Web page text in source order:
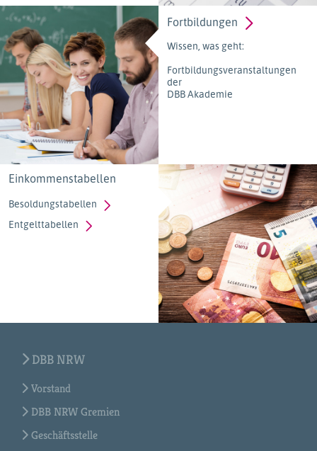
Fortbildungen
Wissen, was geht:
Fortbildungsveranstaltungen
der
DBB Akademie
Einkommenstabellen
Besoldungstabellen
Entgelttabellen
DBB NRW
Vorstand
DBB NRW Gremien
Geschäftsstelle